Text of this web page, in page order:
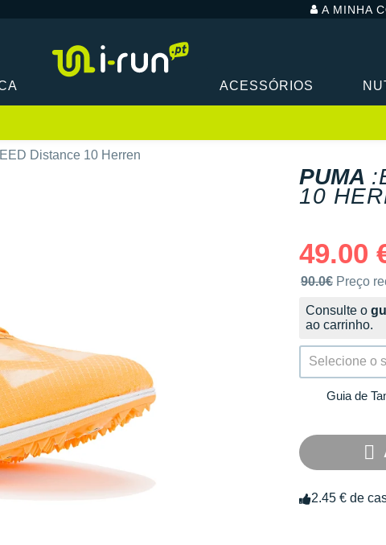
A MINHA
ACESSÓRIOS
Distance 10 Herren
PUMA
10
49.00
Preço de
90.0€ Preço
Consulte o
ao carrinho.
Selecione o
Guia de
2.45 € de